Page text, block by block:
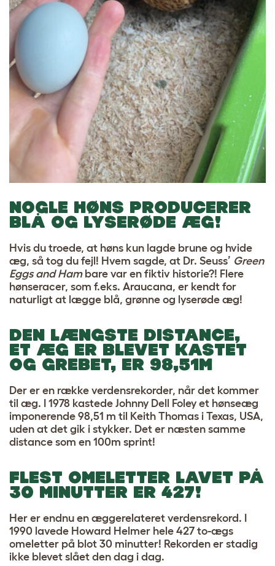
NOGLE HØNS PRODUCERER
BLÅ OG LYSERØDE ÆG!
Hvis du troede, at høns kun lagde brune og hvide
æg, så tog du fejl! Hvem sagde, at Dr. Seuss’ Green
Eggs and Hambare var en fiktiv historie?! Flere
hønseracer, som f.eks. Araucana, er kendt for
naturligt at lægge blå, grønne og lyserøde æg!
DEN LÆNGSTE DISTANCE,
ET ÆG ER BLEVET KASTET
OG GREBET, ER 98,51M
Der er en række verdensrekorder, når det kommer
til æg. I 1978 kastede Johnny Dell Foley et hønseæg
imponerende 98,51 m til Keith Thomas i Texas, USA,
uden at det gik i stykker. Det er næsten samme
distance som en 100m sprint!
FLEST OMELETTER LAVET PÅ
30 MINUTTER ER 427!
Her er endnu en æggerelateret verdensrekord. I
1990 lavede Howard Helmer hele 427 to-ægs
omeletter på blot 30 minutter! Rekorden er stadig
ikke blevet slået den dag i dag.